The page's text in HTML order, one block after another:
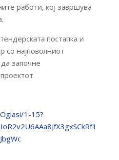
работи, кој завршува
постапка и
со најповолниот
започне
1-15?